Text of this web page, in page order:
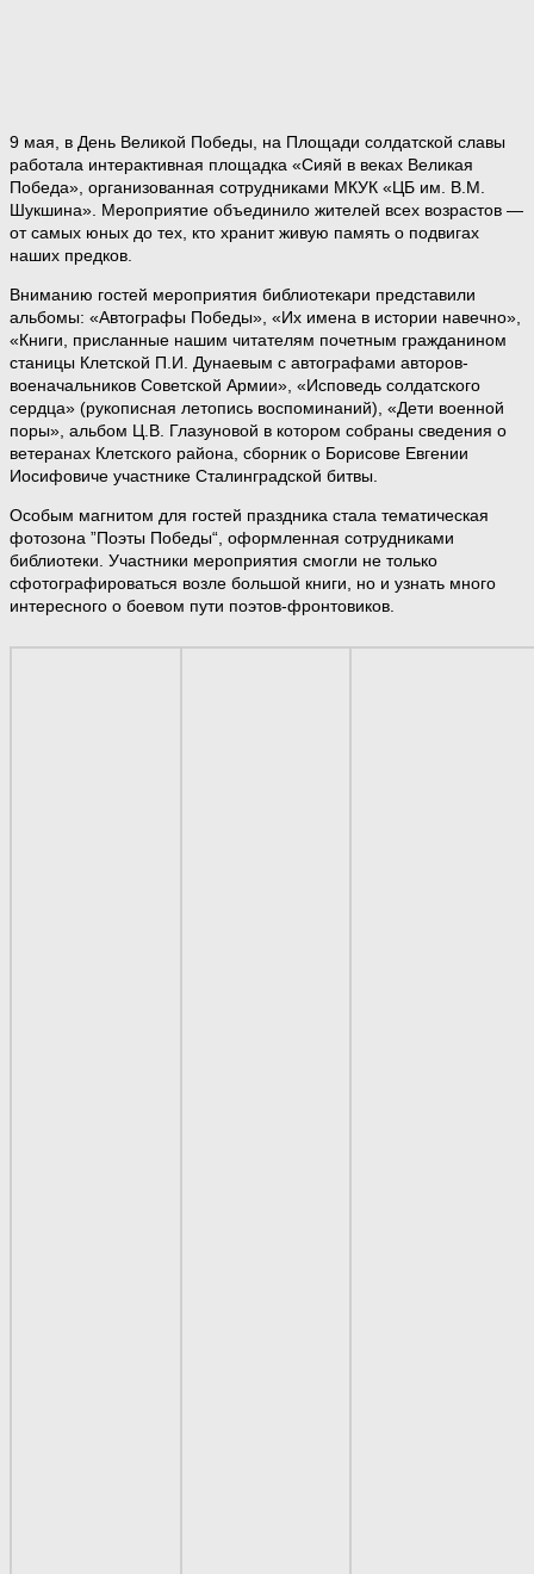
9 мая, в День Великой Победы, на Площади солдатской славы
работала интерактивная площадка «Сияй в веках Великая
Победа», организованная сотрудниками МКУК «ЦБ им. В.М.
Шукшина». Мероприятие объединило жителей всех возрастов —
от самых юных до тех, кто хранит живую память о подвигах
наших предков.
Вниманию гостей мероприятия библиотекари представили
альбомы: «Автографы Победы», «Их имена в истории навечно»,
«Книги, присланные нашим читателям почетным гражданином
станицы Клетской П.И. Дунаевым с автографами авторов-
военачальников Советской Армии», «Исповедь солдатского
сердца» (рукописная летопись воспоминаний), «Дети военной
поры», альбом Ц.В. Глазуновой в котором собраны сведения о
ветеранах Клетского района, сборник о Борисове Евгении
Иосифовиче участнике Сталинградской битвы.
Особым магнитом для гостей праздника стала тематическая
фотозона ”Поэты Победы“, оформленная сотрудниками
библиотеки. Участники мероприятия смогли не только
сфотографироваться возле большой книги, но и узнать много
интересного о боевом пути поэтов-фронтовиков.